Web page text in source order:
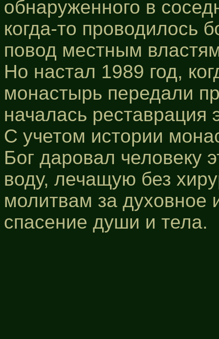
обнаруженного в
когда-то проводилось
повод местным
Но настал 1989 год,
монастырь передали
началась реставрация
С учетом истории
Бог даровал человеку
воду, лечащую без
молитвам за духовное
спасение души и тела.